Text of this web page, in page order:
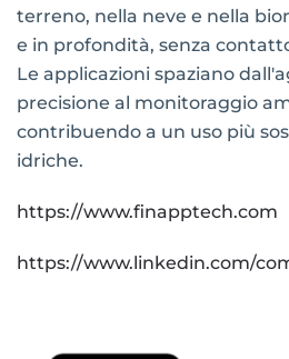
terreno, nella neve e nella
e in profondità, senza
Le applicazioni spaziano
precisione al monitoraggio
contribuendo a un uso più
idriche.
https://www.finapptech.com
https://www.linkedin.com/